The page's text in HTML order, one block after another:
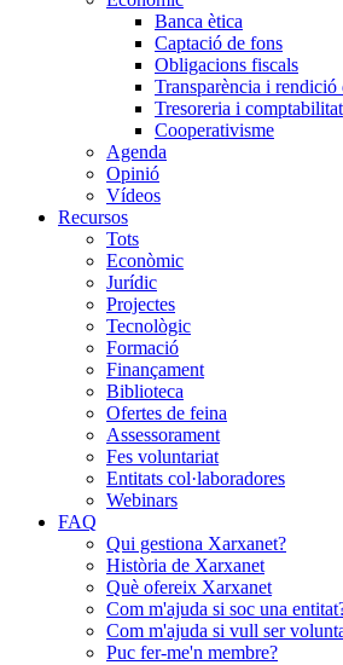
Banca ètica
Captació de fons
Obligacions fiscals
Transparència i rendició
Tresoreria i comptabilitat
Cooperativisme
Agenda
Opinió
Vídeos
Recursos
Tots
Econòmic
Jurídic
Projectes
Tecnològic
Formació
Finançament
Biblioteca
Ofertes de feina
Assessorament
Fes voluntariat
Entitats col·laboradores
Webinars
FAQ
Qui gestiona Xarxanet?
Història de Xarxanet
Què ofereix Xarxanet
Com m'ajuda si soc una
Com m'ajuda si vull ser
Puc fer-me'n membre?